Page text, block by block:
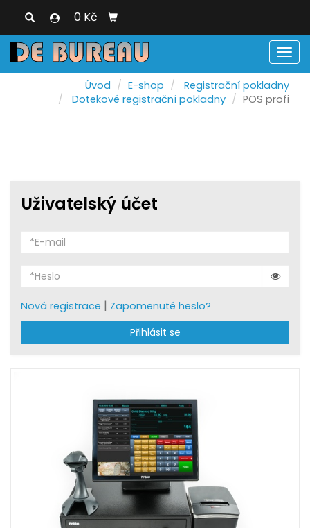
0 Kč
Úvod E-shop
Registrační pokladny
Dotekové registrační pokladny
POS profi
Uživatelský účet
Nová registrace | Zapomenuté heslo?
Přihlásit se